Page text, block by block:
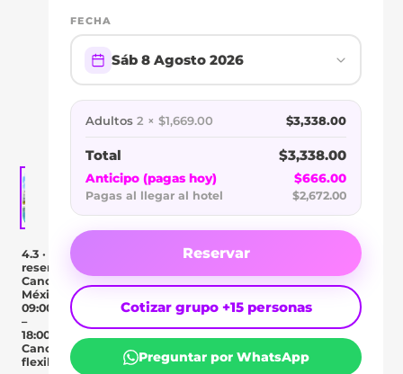
GRAND
OASIS
PALM
4.3 · 6
reseñas
Cancún,
México
09:00
–
18:00
Cancelación
flexible
FECHA
Sáb 8 Agosto 2026
Adultos 2 × $1,669.00 $3,338.00
Total $3,338.00
Anticipo (pagas hoy) $666.00
Pagas al llegar al hotel $2,672.00
Reservar
Cotizar grupo +15 personas
Preguntar por WhatsApp